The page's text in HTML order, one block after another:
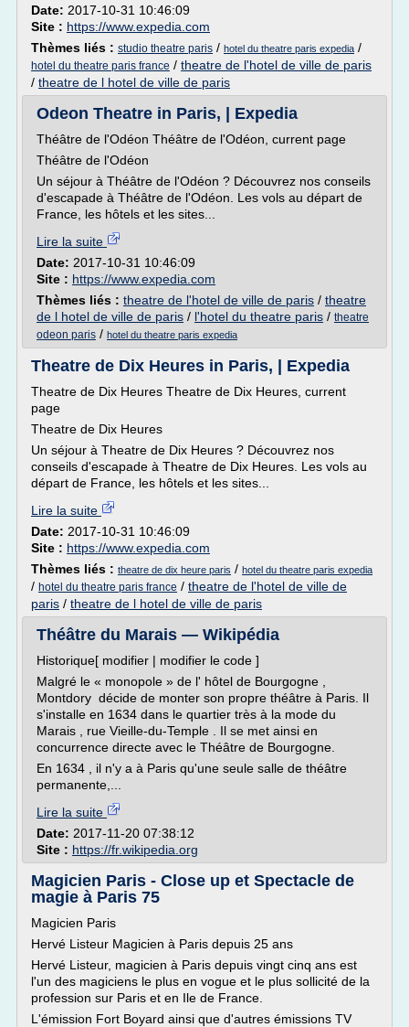
Date: 2017-10-31 10:46:09
Site : https://www.expedia.com
Thèmes liés : studio theatre paris / hotel du theatre paris expedia /
hotel du theatre paris france / theatre de l'hotel de ville de paris
/ theatre de l hotel de ville de paris
Odeon Theatre in Paris, | Expedia
Théâtre de l'Odéon Théâtre de l'Odéon, current page
Théâtre de l'Odéon
Un séjour à Théâtre de l'Odéon ? Découvrez nos conseils
d'escapade à Théâtre de l'Odéon. Les vols au départ de
France, les hôtels et les sites...
Lire la suite
Date: 2017-10-31 10:46:09
Site : https://www.expedia.com
Thèmes liés : theatre de l'hotel de ville de paris / theatre
de l hotel de ville de paris / l'hotel du theatre paris / theatre
odeon paris / hotel du theatre paris expedia
Theatre de Dix Heures in Paris, | Expedia
Theatre de Dix Heures Theatre de Dix Heures, current
page
Theatre de Dix Heures
Un séjour à Theatre de Dix Heures ? Découvrez nos
conseils d'escapade à Theatre de Dix Heures. Les vols au
départ de France, les hôtels et les sites...
Lire la suite
Date: 2017-10-31 10:46:09
Site : https://www.expedia.com
Thèmes liés : theatre de dix heure paris / hotel du theatre paris expedia
/ hotel du theatre paris france / theatre de l'hotel de ville de
paris / theatre de l hotel de ville de paris
Théâtre du Marais — Wikipédia
Historique[ modifier | modifier le code ]
Malgré le « monopole » de l' hôtel de Bourgogne ,
Montdory décide de monter son propre théâtre à Paris. Il
s'installe en 1634 dans le quartier très à la mode du
Marais , rue Vieille-du-Temple . Il se met ainsi en
concurrence directe avec le Théâtre de Bourgogne.
En 1634 , il n'y a à Paris qu'une seule salle de théâtre
permanente,...
Lire la suite
Date: 2017-11-20 07:38:12
Site : https://fr.wikipedia.org
Magicien Paris - Close up et Spectacle de
magie à Paris 75
Magicien Paris
Hervé Listeur Magicien à Paris depuis 25 ans
Hervé Listeur, magicien à Paris depuis vingt cinq ans est
l'un des magiciens le plus en vogue et le plus sollicité de la
profession sur Paris et en Ile de France.
L'émission Fort Boyard ainsi que d'autres émissions TV